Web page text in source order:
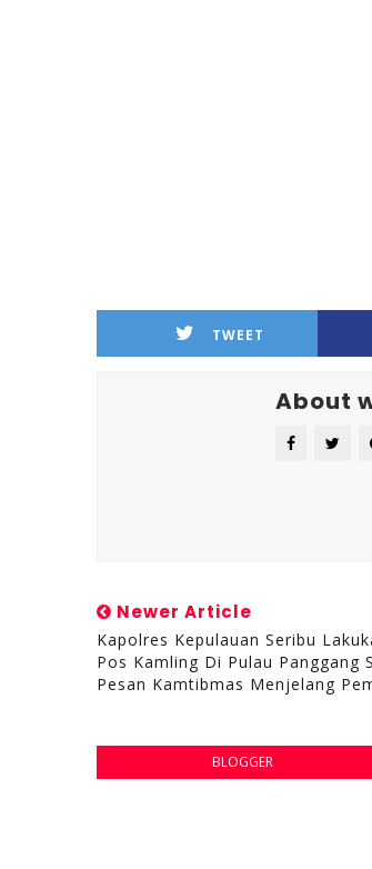
TWEET
About
Newer Article
Kapolres Kepulauan Seribu
Pos Kamling Di Pulau Panggang
Pesan Kamtibmas Menjelang
BLOGGER